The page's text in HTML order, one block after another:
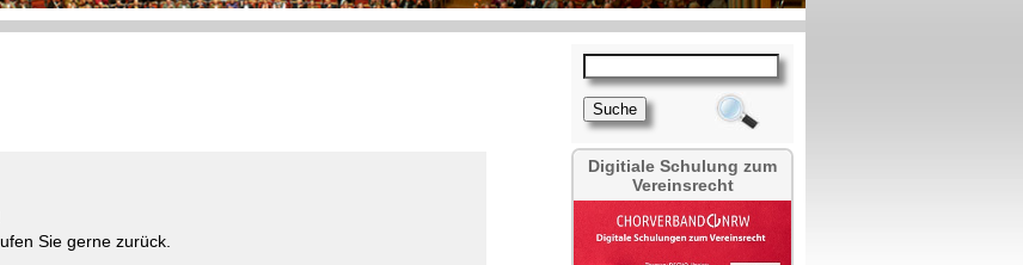
Digitiale Schulung zum
Vereinsrecht
Sie gerne zurück.